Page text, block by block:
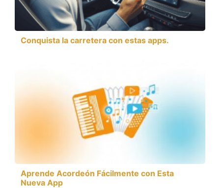
Conquista la carretera con estas apps.
Aprende Acordeón Fácilmente con Esta
Nueva App